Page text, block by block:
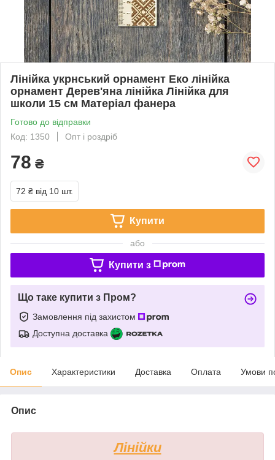
Лінійка укрнський орнамент Еко лінійка
орнамент Дерев'яна лінійка Лінійка для
школи 15 см Матеріал фанера
Готово до відправки
Код: 1350
Опт і роздріб
78 ₴
72 ₴ від 10 шт.
Купити
або
Купити з
Що таке купити з Пром?
Замовлення під захистом
Доступна доставка
Опис Характеристики Доставка Оплата Умови
Опис
Лінійки